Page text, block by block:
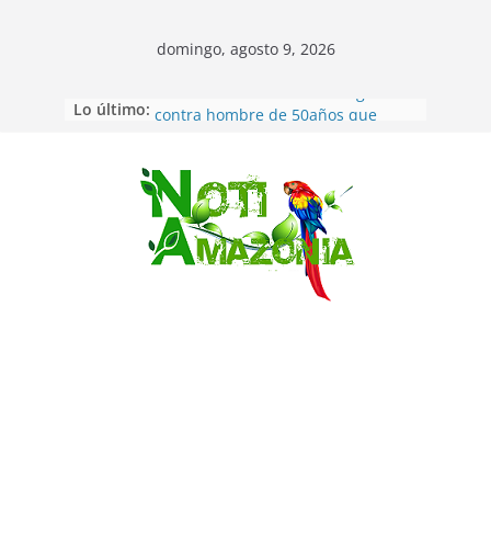
Saltar
domingo, agosto 9, 2026
Lo último: Pastaza: Fiscal no emite cargos
con una menor de10 años en
frontera sur
Napo: presunto sicariato en cantón
Archidona
Ecuador: dos jóvenes de 22 años
desaparecidos fueron encontrados
muertos en Puerto lopez